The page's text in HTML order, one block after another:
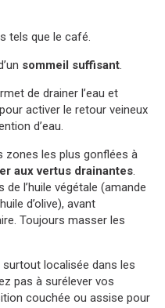
tels que le café.
sommeil suffisant.
de drainer l’eau et
activer le retour veineux
d’eau.
zones les plus gonflées à
aux vertus drainantes.
l’huile végétale (amande
d’olive), avant
Toujours masser les
surtout localisée dans les
pas à surélever vos
couchée ou assise pour